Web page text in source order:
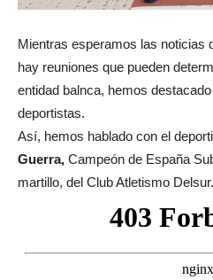
Mientras esperamos las noticias
hay reuniones que pueden
entidad balnca, hemos
deportistas.
Así, hemos hablado con el
Guerra, Campeón de España
martillo, del Club Atletismo Delsur.